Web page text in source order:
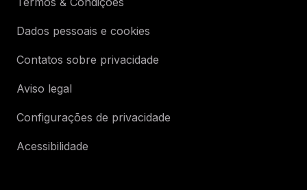
Dados pessoais e cookies
Contatos sobre privacidade
Aviso legal
Configurações de privacidade
Acessibilidade